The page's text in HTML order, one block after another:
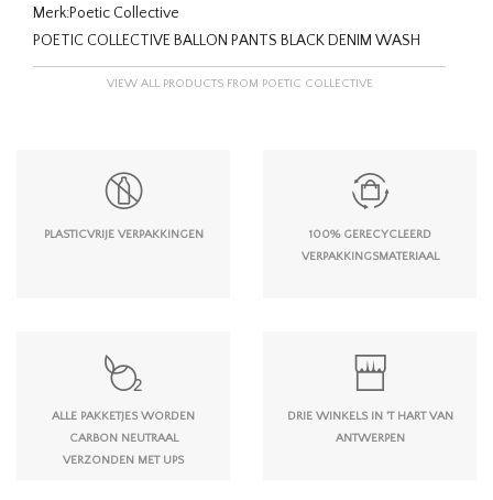
Merk:Poetic Collective
POETIC COLLECTIVE BALLON PANTS BLACK DENIM WASH
VIEW ALL PRODUCTS FROM POETIC COLLECTIVE
PLASTICVRIJE VERPAKKINGEN
100% GERECYCLEERD
VERPAKKINGSMATERIAAL
ALLE PAKKETJES WORDEN
CARBON NEUTRAAL
VERZONDEN MET UPS
DRIE WINKELS IN 'T HART VAN
ANTWERPEN